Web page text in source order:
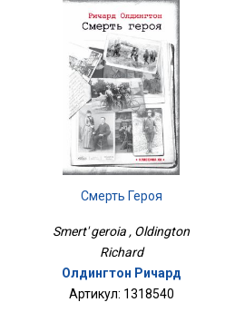
Смерть Героя
Smert' geroia , Oldington
Richard
Олдингтон Ричард
Артикул: 1318540